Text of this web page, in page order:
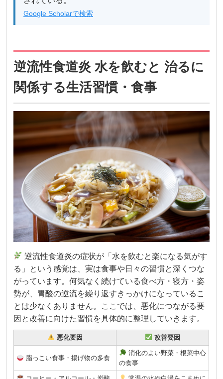
Google Scholarで検索
逆流性食道炎 水を飲むと 治るに
関係する生活習慣・食事
逆流性食道炎の症状が「水を飲むと楽になる気がす
る」という感覚は、実は食事や日々の習慣と深くつな
がっています。何気なく続けている食べ方・寝方・姿
勢が、胃酸の逆流を繰り返すきっかけになっているこ
とは少なくありません。ここでは、悪化につながる要
因と改善に向けた習慣を具体的に整理していきます。
悪化要因 改善要因
脂っこい食事・揚げ物の多食
消化のよい野菜・根菜中心
の食事